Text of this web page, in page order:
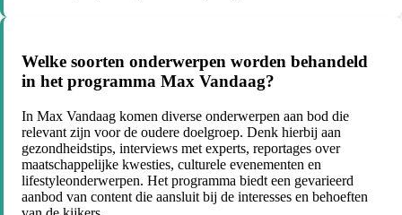
Welke soorten onderwerpen worden behandeld
in het programma Max Vandaag?
In Max Vandaag komen diverse onderwerpen aan bod die
relevant zijn voor de oudere doelgroep. Denk hierbij aan
gezondheidstips, interviews met experts, reportages over
maatschappelijke kwesties, culturele evenementen en
lifestyleonderwerpen. Het programma biedt een gevarieerd
aanbod van content die aansluit bij de interesses en behoeften